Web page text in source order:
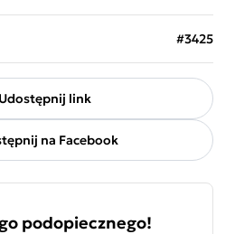
#3425
Udostępnij link
na Facebook
podopiecznego!